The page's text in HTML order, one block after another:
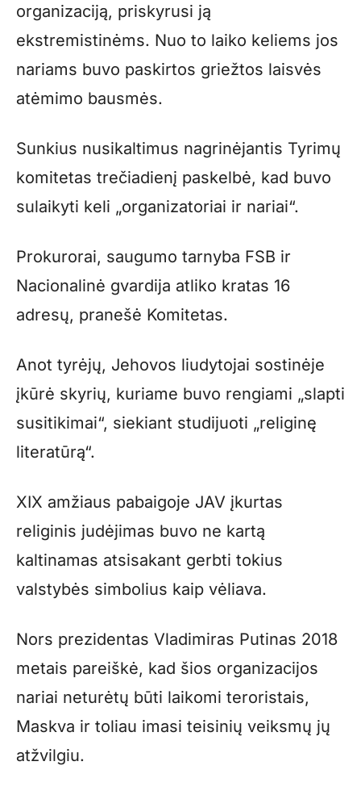
organizaciją, priskyrusi ją
ekstremistinėms. Nuo to laiko keliems jos
nariams buvo paskirtos griežtos laisvės
atėmimo bausmės.
Sunkius nusikaltimus nagrinėjantis Tyrimų
komitetas trečiadienį paskelbė, kad buvo
sulaikyti keli „organizatoriai ir nariai“.
Prokurorai, saugumo tarnyba FSB ir
Nacionalinė gvardija atliko kratas 16
adresų, pranešė Komitetas.
Anot tyrėjų, Jehovos liudytojai sostinėje
įkūrė skyrių, kuriame buvo rengiami „slapti
susitikimai“, siekiant studijuoti „religinę
literatūrą“.
XIX amžiaus pabaigoje JAV įkurtas
religinis judėjimas buvo ne kartą
kaltinamas atsisakant gerbti tokius
valstybės simbolius kaip vėliava.
Nors prezidentas Vladimiras Putinas 2018
metais pareiškė, kad šios organizacijos
nariai neturėtų būti laikomi teroristais,
Maskva ir toliau imasi teisinių veiksmų jų
atžvilgiu.